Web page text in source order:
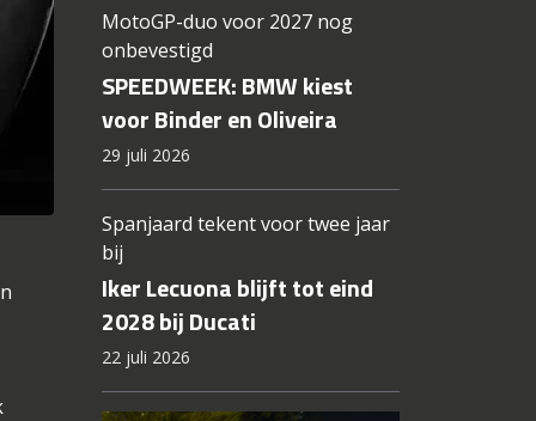
MotoGP-duo voor 2027 nog
onbevestigd
SPEEDWEEK: BMW kiest
voor Binder en Oliveira
29 juli 2026
Spanjaard tekent voor twee jaar
bij
Iker Lecuona blijft tot eind
2028 bij Ducati
22 juli 2026